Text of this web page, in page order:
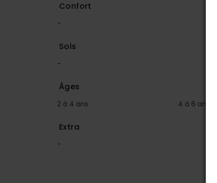
Confort
-
Sols
-
Âges
2 à 4 ans 4 à 6 ans
Extra
-